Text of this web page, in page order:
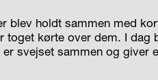
blev holdt sammen med
toget kørte over dem. I dag
svejset sammen og giver